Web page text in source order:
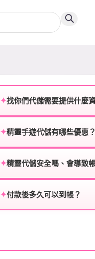
✦找你們代儲需要提供什麼
登入方式：您的遊戲登入
遊戲帳號：您的遊戲帳號
✦精靈手遊代儲有哪些優惠？
活動，儲值最低6折起，
✦精靈代儲安全嗎、會導致
或異常儲值管道。您獲得
✦付款後多久可以到帳？